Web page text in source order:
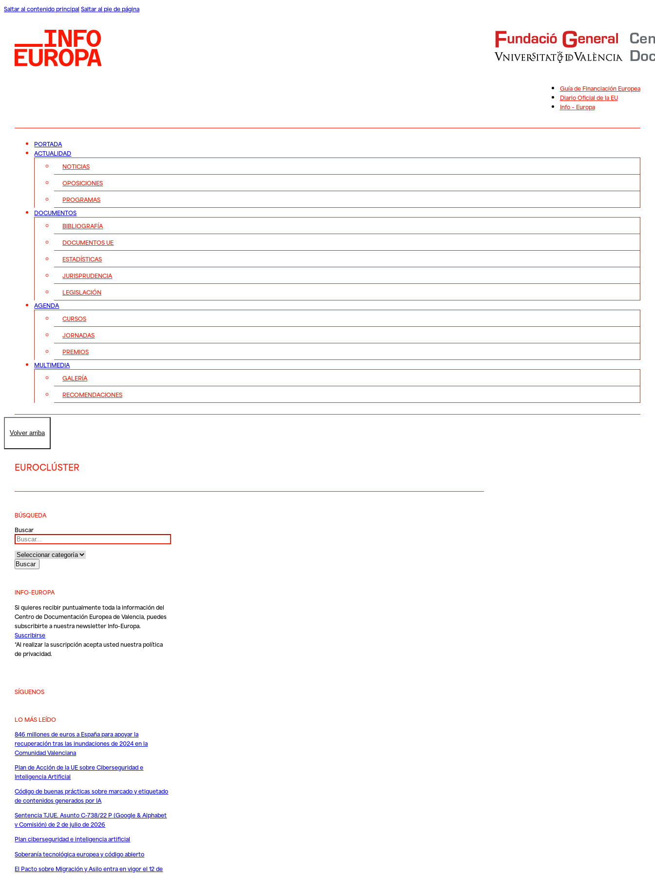
Saltar al contenido principal Saltar al pie de página
Guía de Financiación Europea
Diario Oficial de la EU
Info – Europa
PORTADA
ACTUALIDAD
NOTICIAS
OPOSICIONES
PROGRAMAS
DOCUMENTOS
BIBLIOGRAFÍA
DOCUMENTOS UE
ESTADÍSTICAS
JURISPRUDENCIA
LEGISLACIÓN
AGENDA
CURSOS
JORNADAS
PREMIOS
MULTIMEDIA
GALERÍA
RECOMENDACIONES
Volver arriba
EUROCLÚSTER
BÚSQUEDA
Buscar
INFO-EUROPA
Si quieres recibir puntualmente toda la información del
Centro de Documentación Europea de Valencia, puedes
subscribirte a nuestra newsletter Info-Europa.
Suscribirse
*Al realizar la suscripción acepta usted nuestrapolítica
de privacidad.
SÍGUENOS
LO MÁS LEÍDO
846 millones de euros a España para apoyar la
recuperación tras las inundaciones de 2024 en la
Comunidad Valenciana
Plan de Acción de la UE sobre Ciberseguridad e
Inteligencia Artificial
Código de buenas prácticas sobre marcado y etiquetado
de contenidos generados por IA
Sentencia TJUE. Asunto C-738/22 P (Google & Alphabet
v Comisión) de 2 de julio de 2026
Plan ciberseguridad e inteligencia artificial
Soberanía tecnológica europea y código abierto
El Pacto sobre Migración y Asilo entra en vigor el 12 de